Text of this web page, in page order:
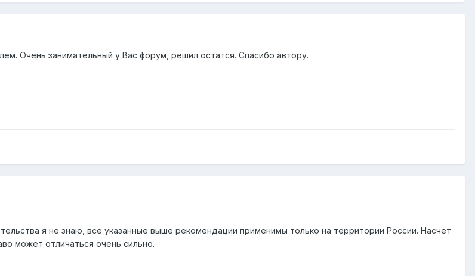
Очень занимательный у Вас форум, решил остатся. Спасибо автору.
я не знаю, все указанные выше рекомендации применимы только на территории России. Насчет
может отличаться очень сильно.